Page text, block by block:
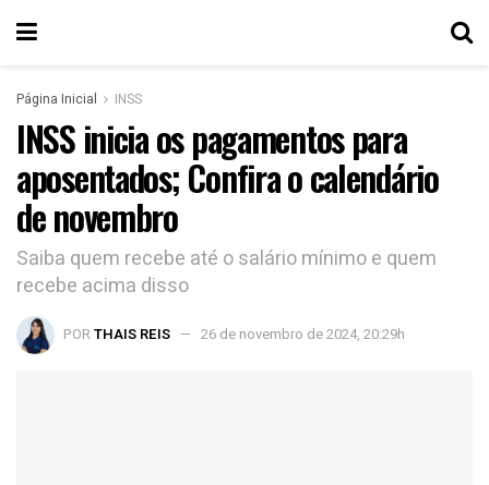
Página Inicial INSS
INSS inicia os pagamentos para
aposentados; Confira o calendário
de novembro
Saiba quem recebe até o salário mínimo e quem
recebe acima disso
POR THAIS REIS 26 de novembro de 2024, 20:29h